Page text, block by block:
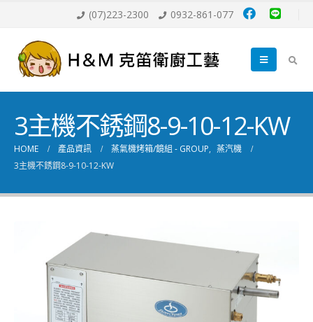
(07)223-2300 0932-861-077
3主機不銹鋼8-9-10-12-KW
HOME 產品資訊 蒸氣機烤箱/鏡組 - GROUP, 蒸汽機
3主機不銹鋼8-9-10-12-KW